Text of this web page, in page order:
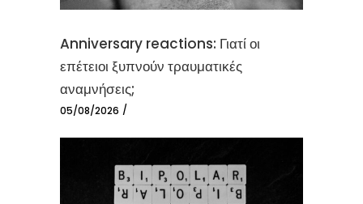
Anniversary reactions: Γιατί οι
επέτειοι ξυπνούν τραυματικές
αναμνήσεις;
05/08/2026